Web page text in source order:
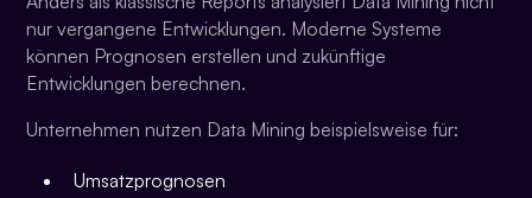
nur vergangene Entwicklungen. Moderne Systeme
können Prognosen erstellen und zukünftige
Entwicklungen berechnen.
Unternehmen nutzen Data Mining beispielsweise für:
Umsatzprognosen